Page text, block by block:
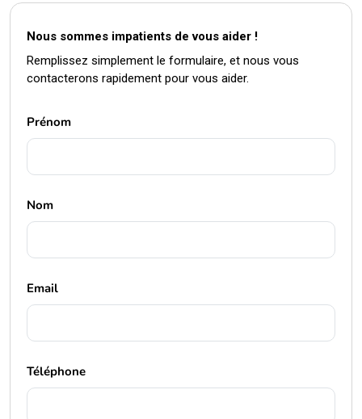
Nous sommes impatients de vous aider !
Remplissez simplement le formulaire, et nous vous
contacterons rapidement pour vous aider.
Prénom
Nom
Email
Téléphone